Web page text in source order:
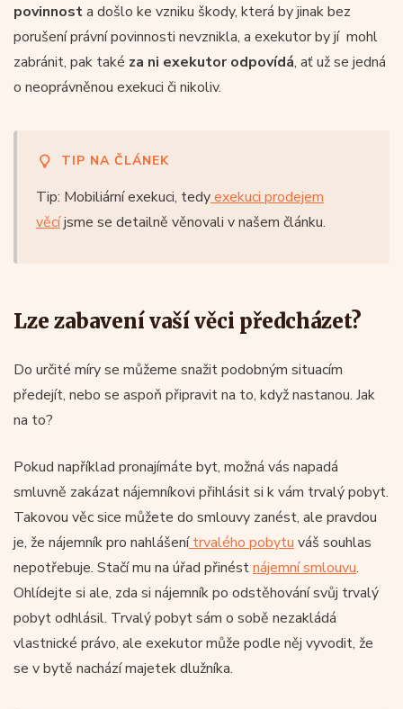
povinnosta došlo ke vzniku škody, která by jinak bez
porušení právní povinnosti nevznikla, a exekutor by jí mohl
zabránit, pak také za ni exekutor odpovídá, ať už se jedná
o neoprávněnou exekuci či nikoliv.
TIP NA ČLÁNEK
Tip: Mobiliární exekuci, tedyexekuci prodejem
věcíjsme se detailně věnovali v našem článku.
Lze zabavení vaší věci předcházet?
Do určité míry se můžeme snažit podobným situacím
předejít, nebo se aspoň připravit na to, když nastanou. Jak
na to?
Pokud například pronajímáte byt, možná vás napadá
smluvně zakázat nájemníkovi přihlásit si k vám trvalý pobyt.
Takovou věc sice můžete do smlouvy zanést, ale pravdou
je, že nájemník pro nahlášenítrvalého pobytu váš souhlas
nepotřebuje. Stačí mu na úřad přinéstnájemní smlouvu.
Ohlídejte si ale, zda si nájemník po odstěhování svůj trvalý
pobyt odhlásil. Trvalý pobyt sám o sobě nezakládá
vlastnické právo, ale exekutor může podle něj vyvodit, že
se v bytě nachází majetek dlužníka.